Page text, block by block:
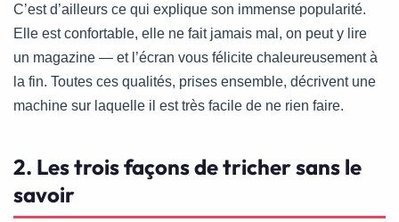
C’est d’ailleurs ce qui explique son immense popularité.
Elle est confortable, elle ne fait jamais mal, on peut y lire
un magazine — et l’écran vous félicite chaleureusement à
la fin. Toutes ces qualités, prises ensemble, décrivent une
machine sur laquelle il est très facile de ne rien faire.
2. Les trois façons de tricher sans le
savoir